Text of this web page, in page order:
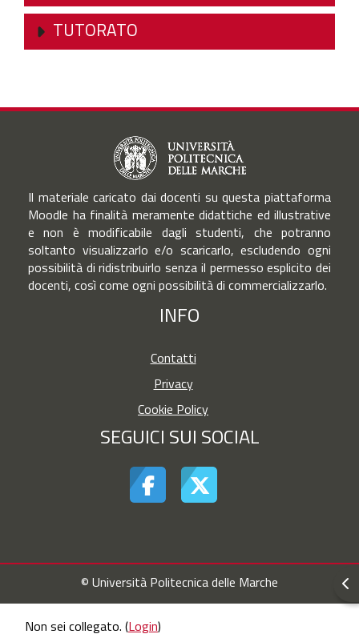
TUTORATO
Il materiale caricato dai docenti su questa piattaforma
Moodle ha finalità meramente didattiche ed illustrative
e non è modificabile dagli studenti, che potranno
soltanto visualizzarlo e/o scaricarlo, escludendo ogni
possibilità di ridistribuirlo senza il permesso esplicito dei
docenti, così come ogni possibilità di commercializzarlo.
INFO
Contatti
Privacy
Cookie Policy
SEGUICI SUI SOCIAL
© Università Politecnica delle Marche
Non sei collegato. (Login)